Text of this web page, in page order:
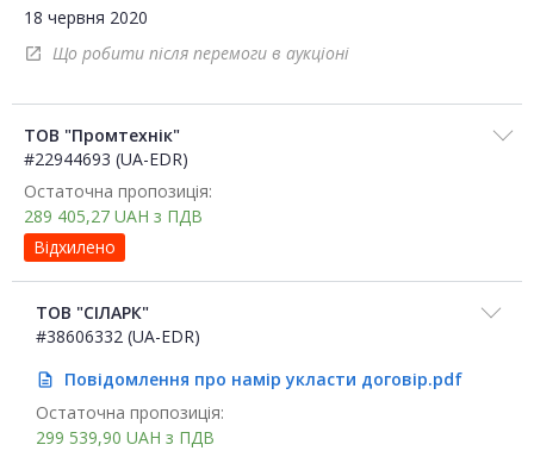
18 червня 2020
open_in_new Що робити після перемоги в аукціоні
ТОВ "Промтехнік"
#22944693 (UA-EDR)
Остаточна пропозиція:
289 405,27 UAH з ПДВ
Відхилено
ТОВ "СІЛАРК"
#38606332 (UA-EDR)
description
Повідомлення про намір укласти договір.pdf
Остаточна пропозиція:
299 539,90 UAH з ПДВ